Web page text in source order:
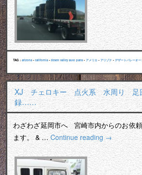
TAG : arizona • california • desert valley auto parts • アメリカ • アリゾナ • デザートバレーオー
XJ チェロキー 点火系 水周り 足
録……
わざわざ延岡市へ 宮崎市内からのお依
ます。 & …Continue reading→